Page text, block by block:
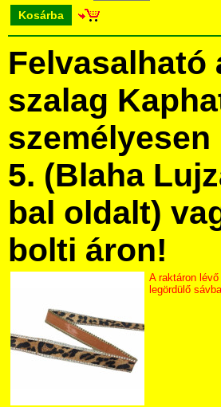
Kosárba
Felvasalható
szalag
5. (Blaha
bal oldalt)
bolti áron!
A raktáron
legördülő